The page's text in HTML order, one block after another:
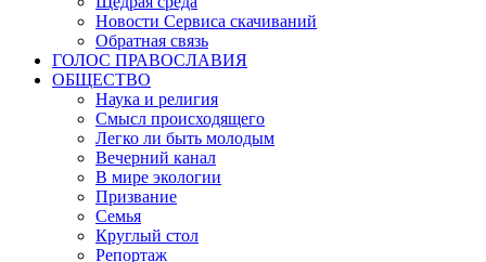
Новости Сервиса скачиваний
Обратная связь
ГОЛОС ПРАВОСЛАВИЯ
ОБЩЕСТВО
Наука и религия
Смысл происходящего
Легко ли быть молодым
Вечерний канал
В мире экологии
Призвание
Семья
Круглый стол
Репортаж